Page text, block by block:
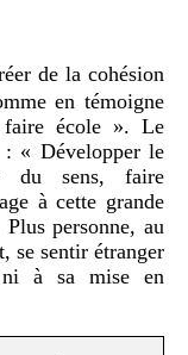
de la cohésion
en témoigne
faire école ». Le
« Développer le
du sens, faire
à cette grande
personne, au
se sentir étranger
à sa mise en